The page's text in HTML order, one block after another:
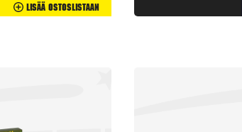
Lisää Ostoslistaan